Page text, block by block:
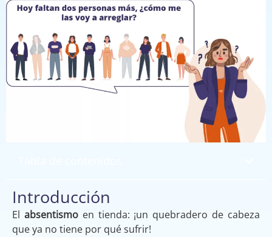
Introducción
El absentismoen tienda: ¡un quebradero de cabeza
que ya no tiene por qué sufrir!